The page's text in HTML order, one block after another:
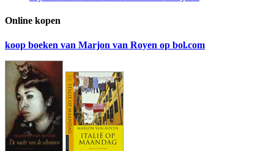
Online kopen
koop boeken van Marjon van Royen op bol.com